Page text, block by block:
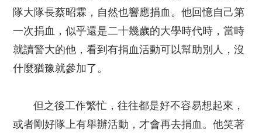
隊大隊長蔡昭霖，自然也響應捐血。他回憶自己第
一次捐血，似乎還是二十幾歲的大學時代時，當時
就讀警大的他，看到有捐血活動可以幫助別人，沒
什麼猶豫就參加了。
但之後工作繁忙，往往都是好不容易想起來，
或者剛好隊上有舉辦活動，才會再去捐血。他笑著